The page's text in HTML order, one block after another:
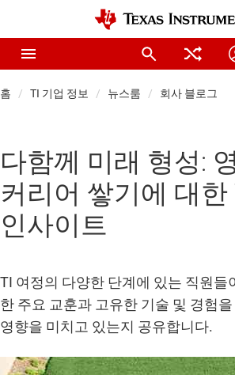
홈 TI 기업 정보 뉴스룸 회사 블로그
다함께 미래 형성:
커리어 쌓기에 대한
인사이트
TI 여정의 다양한 단계에 있는 직원들
한 주요 교훈과 고유한 기술 및 경험
영향을 미치고 있는지 공유합니다.